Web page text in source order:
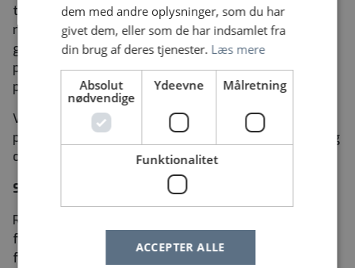
tilstande, og klinik for selvmordsforebyggelse. Der er
regionsfunktioner for henholdsvis angst, ADHD,
gennemgribende udviklingsforstyrrelser,
personlighedsforstyrrelse, skizofreni og andre
psykoser samt dobbeltdiagnoser.
Vi har fokus på evidens, kvalitetssikring og
patientsikkerhed, og behandlingen er baseret på dialog
og relationer i intensive behandlingsforløb.
Startløn for overenskomstansatte
Regionen er forpligtet til at oplyse dig om startlønnen
for stillingen. Du får oplyst grundløn, centralt
fastsatte tillæg og pension i den relevante
dem med andre oplysninger, som du har
givet dem, eller som de har indsamlet fra
din brug af deres tjenester. Læs mere
Absolut
nødvendige
Ydeevne Målretning
Funktionalitet
ACCEPTER ALLE